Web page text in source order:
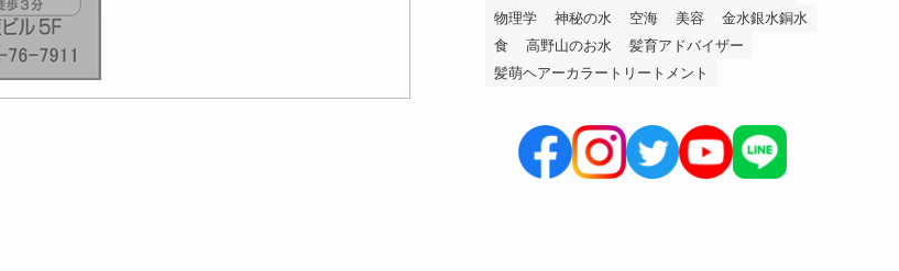
物理学
神秘の水 空海 美容
金水銀水銅水
食
高野山のお水
髪育アドバイザー
髪萌ヘアーカラートリートメント